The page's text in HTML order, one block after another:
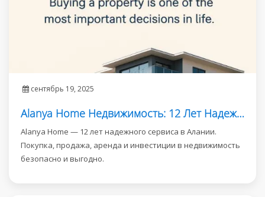
сентябрь 19, 2025
Alanya Home Недвижимость: 12 Лет Надежного Сервиса в Алании
Alanya Home — 12 лет надежного сервиса в Алании.
Покупка, продажа, аренда и инвестиции в недвижимость
безопасно и выгодно.